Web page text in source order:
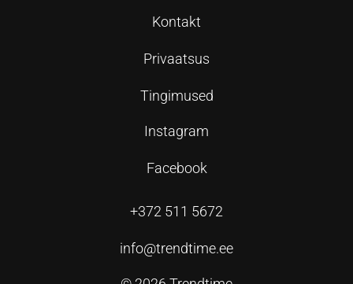
Kontakt
Privaatsus
Tingimused
Instagram
Facebook
+372 511 5672
info@trendtime.ee